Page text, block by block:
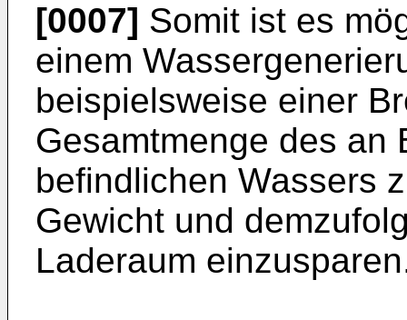
[0007] Somit ist es
einem
beispielsweise einer
Gesamtmenge des an
befindlichen Wassers
Gewicht und
Laderaum